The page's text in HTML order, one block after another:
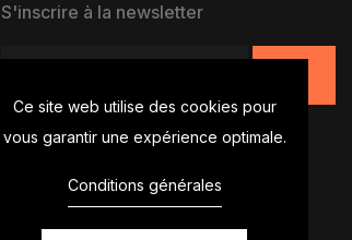
S'inscrire à la newsletter
Ce site web utilise des cookies pour
vous garantir une expérience optimale.
Conditions générales